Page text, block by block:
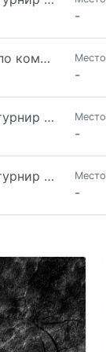
-
Кубок России Сбера по компьютерному спорту 2025 - Решающая стадия Место
-
III Киберспортивный турнир Сбера по CS 2 [5х5] Квалификация №4 Место
-
III Киберспортивный турнир Сбера по CS 2 [5х5] Квалификация №1 Место
-